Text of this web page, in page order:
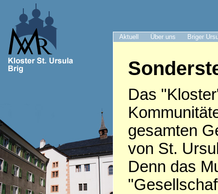
Aktuell Über uns Briger
Das
gesamten
von St.
Denn das